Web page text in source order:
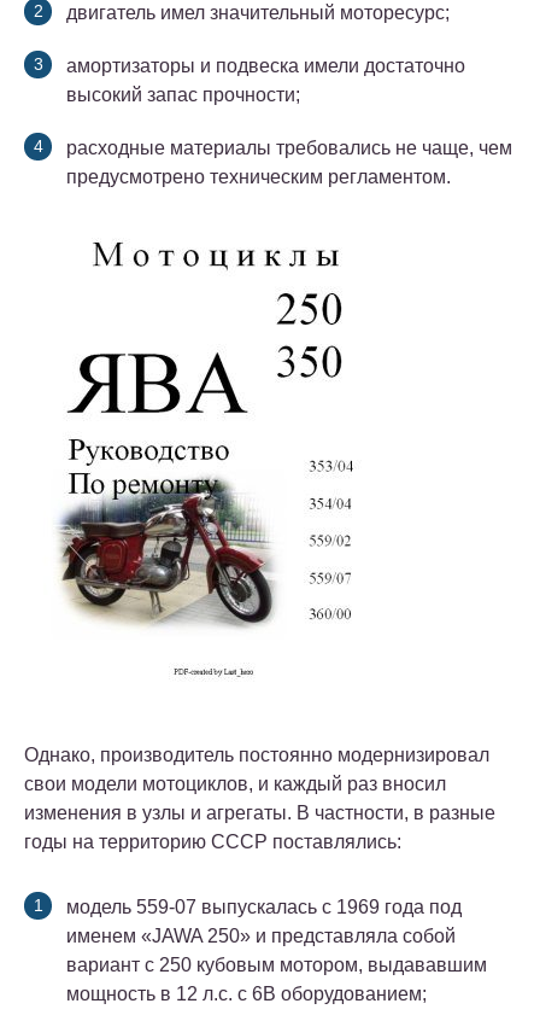
двигатель имел значительный моторесурс;
амортизаторы и подвеска имели достаточно
высокий запас прочности;
расходные материалы требовались не чаще, чем
предусмотрено техническим регламентом.
Однако, производитель постоянно модернизировал
свои модели мотоциклов, и каждый раз вносил
изменения в узлы и агрегаты. В частности, в разные
годы на территорию СССР поставлялись:
модель 559-07 выпускалась с 1969 года под
именем «JAWA 250» и представляла собой
вариант с 250 кубовым мотором, выдававшим
мощность в 12 л.с. с 6В оборудованием;